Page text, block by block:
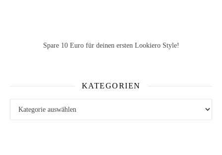
Spare 10 Euro für deinen ersten Lookiero Style!
KATEGORIEN